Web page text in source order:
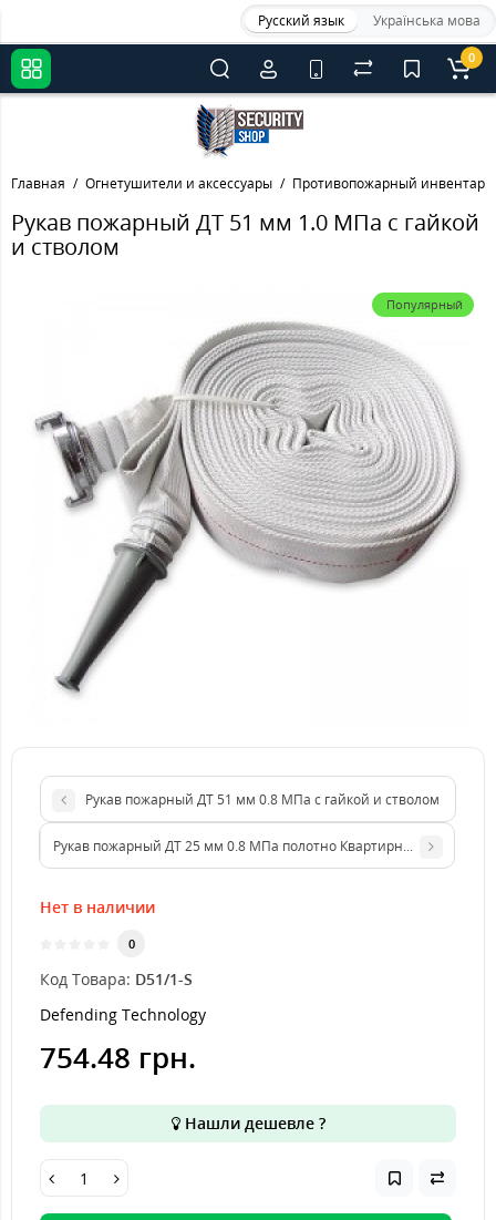
Русский язык Українська мова
0
Главная Огнетушители и аксессуары Противопожарный инвентарь
Рукав пожарный ДТ 51 мм 1.0 МПа с гайкой
и стволом
Популярный
Рукав пожарный ДТ 51 мм 0.8 МПа с гайкой и стволом
Рукав пожарный ДТ 25 мм 0.8 МПа полотно Квартирный рукав
Нет в наличии
0
Код Товара: D51/1-S
Defending Technology
754.48 грн.
Нашли дешевле ?